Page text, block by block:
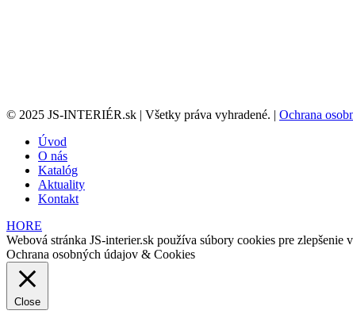
© 2025 JS-INTERIÉR.sk | Všetky práva vyhradené. | Ochrana
Úvod
O nás
Katalóg
Aktuality
Kontakt
HORE
Webová stránka JS-interier.sk používa súbory cookies pre zlepšenie
Ochrana osobných údajov & Cookies
Close